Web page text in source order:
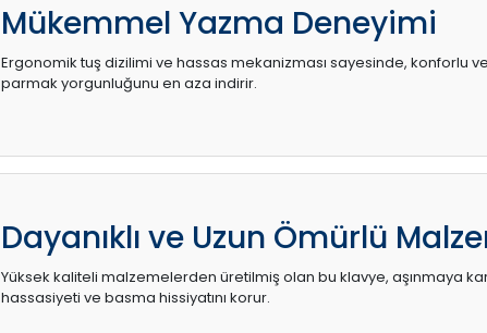
Mükemmel Yazma Deneyimi
Ergonomik tuş dizilimi ve hassas mekanizması sayesinde, konforlu ve
parmak yorgunluğunu en aza indirir.
Dayanıklı ve Uzun Ömürlü
Yüksek kaliteli malzemelerden üretilmiş olan bu klavye, aşınmaya
hassasiyeti ve basma hissiyatını korur.